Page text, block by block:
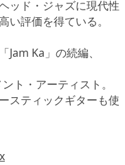
ッド・ジャズに現代性
い評価を得ている。
Ka」の続編、
ト・アーティスト。
スティックギターも使